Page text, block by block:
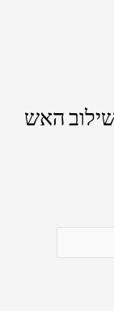
בשילוב האש